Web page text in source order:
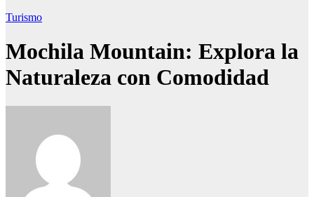
Turismo
Mochila Mountain: Explora la
Naturaleza con Comodidad